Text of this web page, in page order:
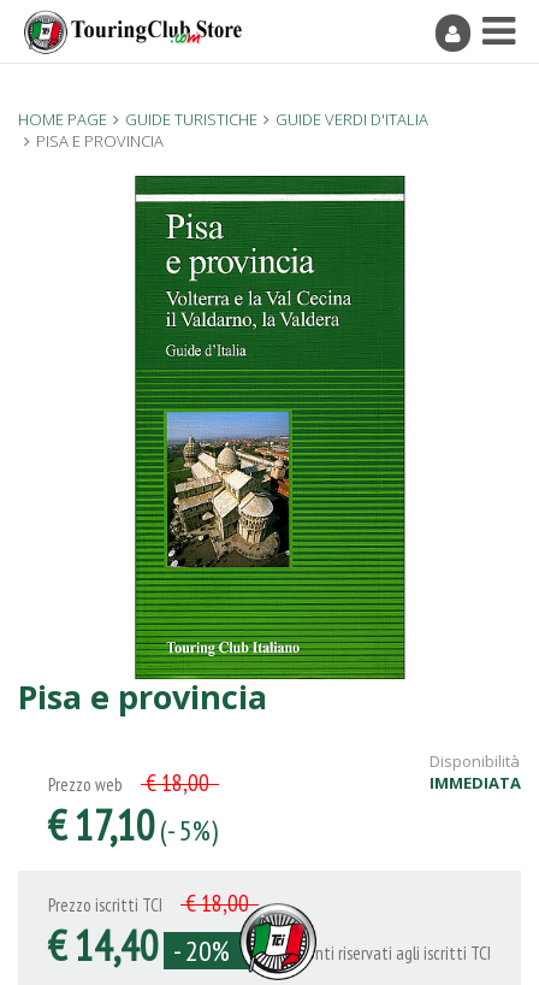
HOME PAGE GUIDE TURISTICHE
GUIDE VERDI D'ITALIA
PISA E PROVINCIA
Pisa e provincia
Disponibilità
IMMEDIATA
Prezzo web € 18,00
€ 17,10(- 5%)
Prezzo iscritti TCI € 18,00
€ 14,40 - 20% Sconti riservati agli iscritti TCI